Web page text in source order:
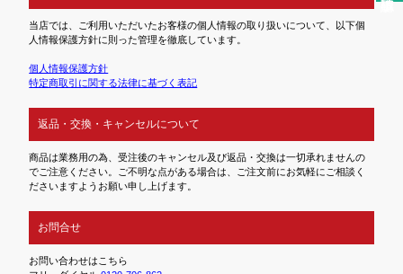
当店では、ご利用いただいたお客様の個人情報の取り扱いについて、以下個
人情報保護方針に則った管理を徹底しています。
個人情報保護方針
特定商取引に関する法律に基づく表記
返品・交換・キャンセルについて
商品は業務用の為、受注後のキャンセル及び返品・交換は一切承れませんの
でご注意ください。ご不明な点がある場合は、ご注文前にお気軽にご相談く
ださいますようお願い申し上げます。
お問合せ
お問い合わせはこちら